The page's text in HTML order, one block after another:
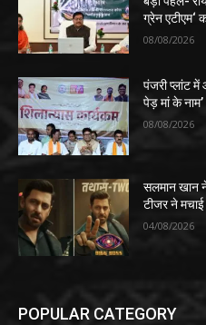
ग्रेन एटीएम‘
08/08/2026
पंजरी प्लांट
पेड़ मां के
08/08/2026
सलमान खान
टीजर ने
04/08/2026
POPULAR CATEGORY